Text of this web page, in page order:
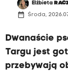
Elżbieta
date_range Środa,
Dwanaście
Targu jest
przebywają